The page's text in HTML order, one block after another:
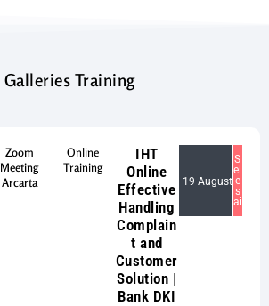
Galleries Training
Zoom
Meeting
Arcarta
Online
Training
IHT
Online
Effective
Handling
Complain
t and
Customer
Solution |
Bank DKI
19 August
S
el
e
s
ai